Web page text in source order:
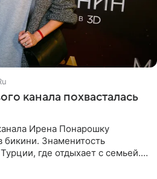
канала похвасталась
Ирена Понарошку
бикини. Знаменитость
где отдыхает с семьей.